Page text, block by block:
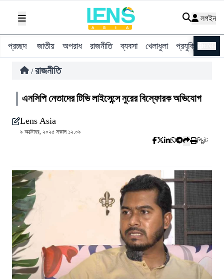
লগইন
প্রচ্ছদ জাতীয় অপরাধ রাজনীতি ব্যবসা খেলাধুলা প্রযুক্তি
/ রাজনীতি
এনসিপি নেতাদের টিভি লাইসেন্সে নুরের বিস্ফোরক অভিযোগ
Lens Asia
৯ অক্টোবর, ২০২৫ সকাল ১২:০৯
প্রিন্ট